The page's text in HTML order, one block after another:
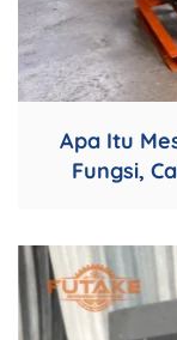
Apa Itu
Fungsi,